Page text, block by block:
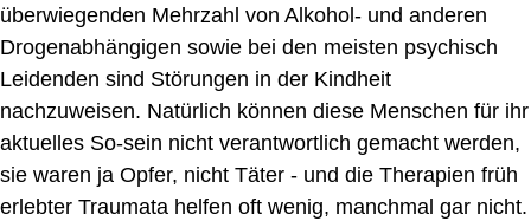
überwiegenden Mehrzahl von Alkohol- und anderen
Drogenabhängigen sowie bei den meisten psychisch
Leidenden sind Störungen in der Kindheit
nachzuweisen. Natürlich können diese Menschen für ihr
aktuelles So-sein nicht verantwortlich gemacht werden,
sie waren ja Opfer, nicht Täter - und die Therapien früh
erlebter Traumata helfen oft wenig, manchmal gar nicht.